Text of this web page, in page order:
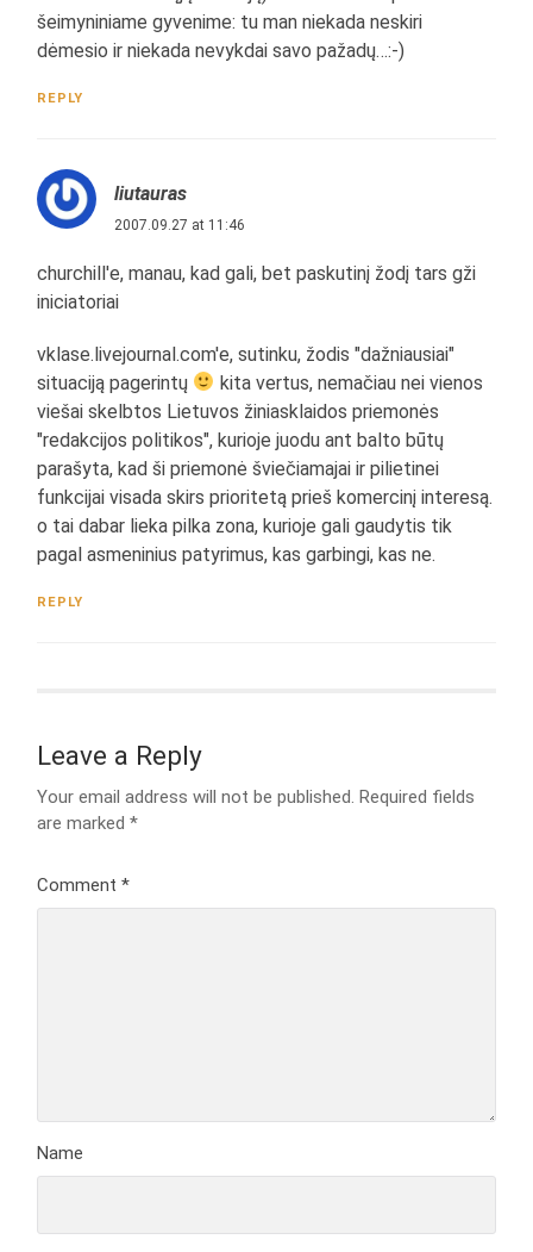
šeimyniniame gyvenime: tu man niekada neskiri
dėmesio ir niekada nevykdai savo pažadų…:-)
REPLY
liutauras
2007.09.27 at 11:46
churchill'e, manau, kad gali, bet paskutinį žodį tars gži
iniciatoriai
vklase.livejournal.com'e, sutinku, žodis "dažniausiai"
situaciją pagerintų
kita vertus, nemačiau nei vienos
viešai skelbtos Lietuvos žiniasklaidos priemonės
"redakcijos politikos", kurioje juodu ant balto būtų
parašyta, kad ši priemonė šviečiamajai ir pilietinei
funkcijai visada skirs prioritetą prieš komercinį interesą.
o tai dabar lieka pilka zona, kurioje gali gaudytis tik
pagal asmeninius patyrimus, kas garbingi, kas ne.
REPLY
Leave a Reply
Your email address will not be published. Required fields
are marked*
Comment*
Name